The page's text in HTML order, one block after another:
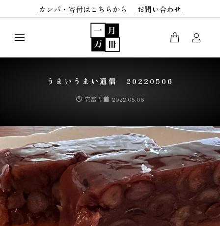
カンパ・寄付はこちらから お問い合わせ
うまいうまい通信 20220506
安冨 歩 2022.05.06